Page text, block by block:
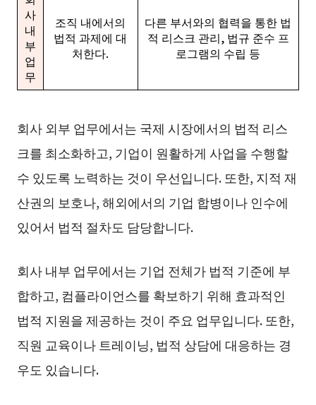
사
내
부
업
무
조직 내에서의
법적 과제에 대
처한다.
다른 부서와의 협력을 통한 법
적 리스크 관리, 법규 준수 프
로그램의 수립 등
회사 외부 업무에서는 국제 시장에서의 법적 리스
크를 최소화하고, 기업이 원활하게 사업을 수행할
수 있도록 노력하는 것이 우선입니다. 또한, 지적 재
산권의 보호나, 해외에서의 기업 합병이나 인수에
있어서 법적 절차도 담당합니다.
회사 내부 업무에서는 기업 전체가 법적 기준에 부
합하고, 컴플라이언스를 확보하기 위해 효과적인
법적 지원을 제공하는 것이 주요 업무입니다. 또한,
직원 교육이나 트레이닝, 법적 상담에 대응하는 경
우도 있습니다.